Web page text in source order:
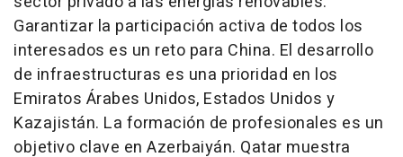
Garantizar la participación activa de todos los
interesados es un reto para China. El desarrollo
de infraestructuras es una prioridad en los
Emiratos Árabes Unidos, Estados Unidos y
Kazajistán. La formación de profesionales es un
objetivo clave en Azerbaiyán. Qatar muestra